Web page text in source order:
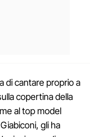
di cantare proprio a
copertina della
al top model
gli ha